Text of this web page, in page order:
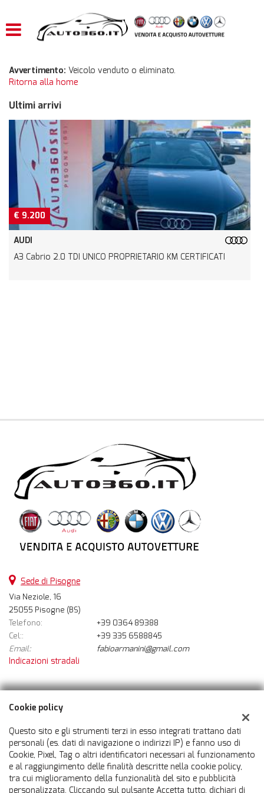
ACQUISTIAMO USATO
ASSISTENZA
CONTATTI
Avvertimento: Veicolo venduto o eliminato.
Ritorna alla home
Ultimi arrivi
€ 9.200
AUDI
A3 Cabrio 2.0 TDI UNICO PROPRIETARIO KM CERTIFICATI
Sede di Pisogne
Via Neziole, 16
25055 Pisogne (BS)
Telefono:
+39 0364 89388
Cel::
+39 335 6588845
Email:
fabioarmanini@gmail.com
Indicazioni stradali
Dati fiscali:
Auto 360 Srl
Via Neziole, 16, Pisogne (BS)
C.F/P.IVA:03598960981
Registro delle imprese:BS
Cookie policy
Questo sito e gli strumenti terzi in esso integrati trattano dati
personali (es. dati di navigazione o indirizzi IP) e fanno uso di
Cookie, Pixel, Tag o altri identificatori necessari al funzionamento
e al raggiungimento delle finalità descritte nella cookie policy,
tra cui miglioramento della funzionalità del sito e pubblicità
personalizzata. Cliccando sul pulsante Accetta tutto, dichiari di